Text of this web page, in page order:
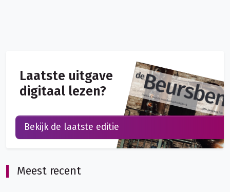
Meest recent
Laatste uitgave
digitaal lezen?
Bekijk de laatste editie